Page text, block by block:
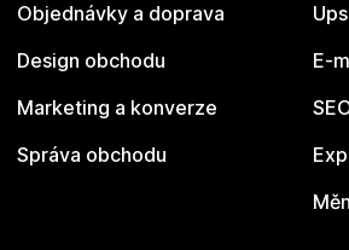
Objednávky a doprava
Design obchodu
Marketing a konverze
Správa obchodu
E-